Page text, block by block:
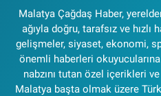
Malatya Çağdaş Haber,
ağıyla doğru, tarafsız ve
gelişmeler, siyaset, ekonomi,
önemli haberleri
nabzını tutan özel içerikleri
Malatya başta olmak üzere